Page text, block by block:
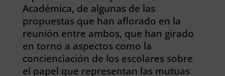
Académica, de algunas de las
propuestas que han aflorado en la
reunión entre ambos, que han girado
en torno a aspectos como la
concienciación de los escolares sobre
el papel que representan las mutuas